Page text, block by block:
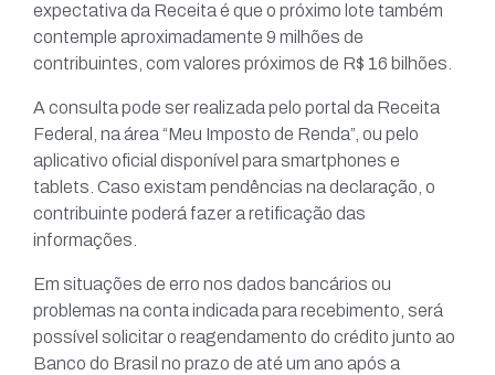
expectativa da Receita é que o próximo lote também
contemple aproximadamente 9 milhões de
contribuintes, com valores próximos de R$ 16 bilhões.
A consulta pode ser realizada pelo portal da Receita
Federal, na área “Meu Imposto de Renda”, ou pelo
aplicativo oficial disponível para smartphones e
tablets. Caso existam pendências na declaração, o
contribuinte poderá fazer a retificação das
informações.
Em situações de erro nos dados bancários ou
problemas na conta indicada para recebimento, será
possível solicitar o reagendamento do crédito junto ao
Banco do Brasil no prazo de até um ano após a